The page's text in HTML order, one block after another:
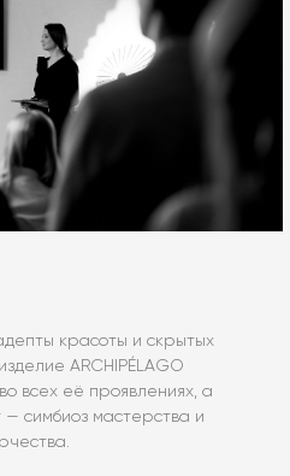
красоты и скрытых
ARCHIPÉLAGO
всех её проявлениях, а
— симбиоз мастерства и